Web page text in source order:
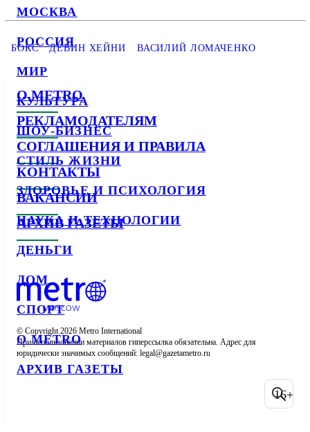
МОСКВА
РОССИЯ
МИР
КУЛЬТУРА
ШОУ-БИЗНЕС
СТИЛЬ ЖИЗНИ
ЗДОРОВЬЕ И ПСИХОЛОГИЯ
НАУКА И ТЕХНОЛОГИИ
ДЕНЬГИ
ДОМ
СПОРТ
О METRO
АРХИВ ГАЗЕТЫ
БОКС ДЕВИН ХЕЙНИ ВАСИЛИЙ ЛОМАЧЕНКО
О METRO
РЕКЛАМОДАТЕЛЯМ
СОГЛАШЕНИЯ И ПРАВИЛА
КОНТАКТЫ
ВАКАНСИИ
АРХИВ ГАЗЕТЫ
© Copyright 2026 Metro International
При использовании материалов гиперссылка обязательна. Адрес для
юридически значимых сообщений:
16+